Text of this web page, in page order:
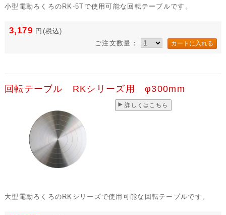
小型電動ろくろのRK-5Tで使用可能な回転テーブルです。
3,179 円 (税込)
ご注文数量：
回転テーブル RKシリーズ用 φ300mm
詳しくはこちら
大型電動ろくろのRKシリーズで使用可能な回転テーブルです。